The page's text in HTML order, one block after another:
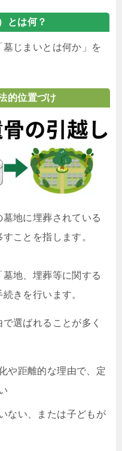
とは何？
じまいとは何か」を
的位置づけ
墓地に埋葬されている
ことを指します。
地、埋葬等に関する
きを行います。
選ばれることが多く
や距離的な理由で、定
ない、または子どもが